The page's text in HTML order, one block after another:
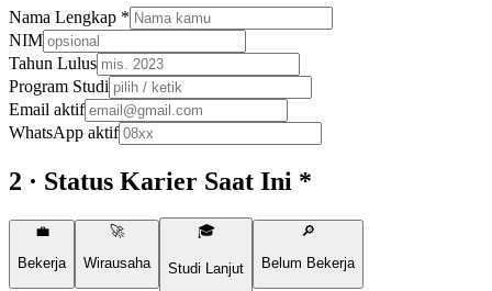
Nama Lengkap *
NIM
Tahun Lulus
Program Studi
Email aktif
WhatsApp aktif
2 · Status Karier Saat Ini *
💼
Bekerja
🚀
Wirausaha
🎓
Studi Lanjut
🔎
Belum Bekerja